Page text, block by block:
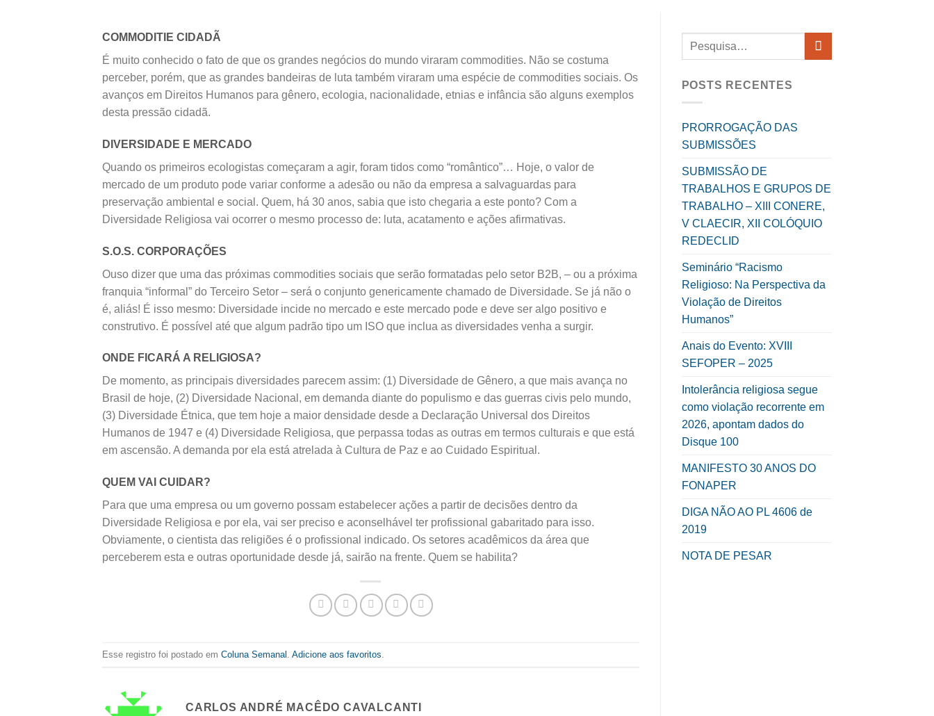
COMMODITIE CIDADÃ
É muito conhecido o fato de que os grandes negócios do mundo viraram commodities. Não se costuma
perceber, porém, que as grandes bandeiras de luta também viraram uma espécie de commodities sociais. Os
avanços em Direitos Humanos para gênero, ecologia, nacionalidade, etnias e infância são alguns exemplos
desta pressão cidadã.
DIVERSIDADE E MERCADO
Quando os primeiros ecologistas começaram a agir, foram tidos como “romântico”… Hoje, o valor de
mercado de um produto pode variar conforme a adesão ou não da empresa a salvaguardas para
preservação ambiental e social. Quem, há 30 anos, sabia que isto chegaria a este ponto? Com a
Diversidade Religiosa vai ocorrer o mesmo processo de: luta, acatamento e ações afirmativas.
S.O.S. CORPORAÇÕES
Ouso dizer que uma das próximas commodities sociais que serão formatadas pelo setor B2B, – ou a próxima
franquia “informal” do Terceiro Setor – será o conjunto genericamente chamado de Diversidade. Se já não o
é, aliás! É isso mesmo: Diversidade incide no mercado e este mercado pode e deve ser algo positivo e
construtivo. É possível até que algum padrão tipo um ISO que inclua as diversidades venha a surgir.
ONDE FICARÁ A RELIGIOSA?
De momento, as principais diversidades parecem assim: (1) Diversidade de Gênero, a que mais avança no
Brasil de hoje, (2) Diversidade Nacional, em demanda diante do populismo e das guerras civis pelo mundo,
(3) Diversidade Étnica, que tem hoje a maior densidade desde a Declaração Universal dos Direitos
Humanos de 1947 e (4) Diversidade Religiosa, que perpassa todas as outras em termos culturais e que está
em ascensão. A demanda por ela está atrelada à Cultura de Paz e ao Cuidado Espiritual.
QUEM VAI CUIDAR?
Para que uma empresa ou um governo possam estabelecer ações a partir de decisões dentro da
Diversidade Religiosa e por ela, vai ser preciso e aconselhável ter profissional gabaritado para isso.
Obviamente, o cientista das religiões é o profissional indicado. Os setores acadêmicos da área que
perceberem esta e outras oportunidade desde já, sairão na frente. Quem se habilita?
Esse registro foi postado em Coluna Semanal Adicione aos favoritos
CARLOS ANDRÉ MACÊDO CAVALCANTI
POSTS RECENTES
PRORROGAÇÃO DAS
SUBMISSÕES
SUBMISSÃO DE
TRABALHOS E GRUPOS DE
TRABALHO – XIII CONERE,
V CLAECIR, XII COLÓQUIO
REDECLID
Seminário “Racismo
Religioso: Na Perspectiva da
Violação de Direitos
Humanos”
Anais do Evento: XVIII
SEFOPER – 2025
Intolerância religiosa segue
como violação recorrente em
2026, apontam dados do
Disque 100
MANIFESTO 30 ANOS DO
FONAPER
DIGA NÃO AO PL 4606 de
2019
NOTA DE PESAR